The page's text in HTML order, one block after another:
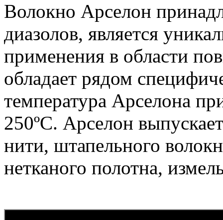
Волокно Арселон
диазолов, является
применения в области
обладает рядом
температура Арселона
250ºC. Арселон
нити, штапельного
нетканого полотна,